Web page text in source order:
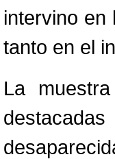
intervino en
tanto en el
La